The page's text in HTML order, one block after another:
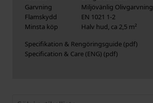
Garvning
Miljövänlig Olivgarvning
Flamskydd
EN 1021 1-2
Minsta köp
Halv hud, ca 2,5 m²
Specifikation & Rengöringsguide
Specification & Care (ENG)